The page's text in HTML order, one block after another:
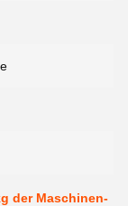
der Maschinen-